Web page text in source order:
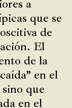
a
que se
de
El
de la
en el
que
en el